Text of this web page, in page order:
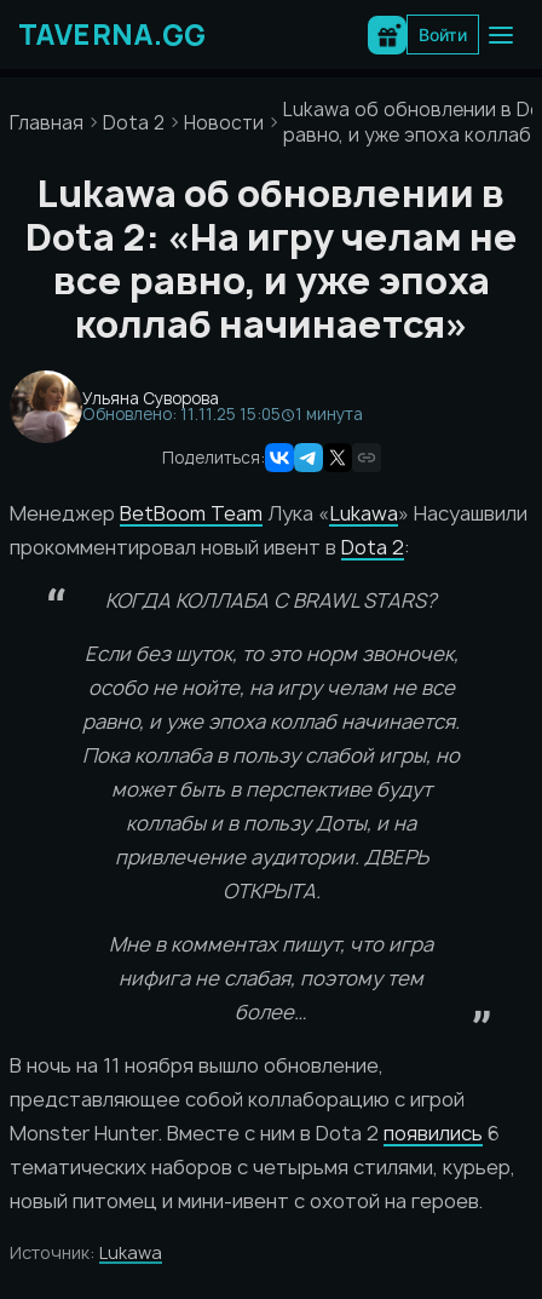
содержимому
Войти
Главная Dota 2 Новости
Lukawa об обновлении в
равно, и уже эпоха коллаб
Lukawa об обновлении в
Dota 2: «На игру челам не
все равно, и уже эпоха
коллаб начинается»
Ульяна Суворова
Обновлено: 11.11.25 15:05
1 минута
Поделиться:
Менеджер BetBoom Team Лука «Lukawa» Насуашвили
прокомментировал новый ивент в Dota 2:
КОГДА КОЛЛАБА С BRAWL STARS?
Если без шуток, то это норм звоночек,
особо не нойте, на игру челам не все
равно, и уже эпоха коллаб начинается.
Пока коллаба в пользу слабой игры, но
может быть в перспективе будут
коллабы и в пользу Доты, и на
привлечение аудитории. ДВЕРЬ
ОТКРЫТА.
Мне в комментах пишут, что игра
нифига не слабая, поэтому тем
более…
В ночь на 11 ноября вышло обновление,
представляющее собой коллаборацию с игрой
Monster Hunter. Вместе с ним в Dota 2 появились 6
тематических наборов с четырьмя стилями, курьер,
новый питомец и мини-ивент с охотой на героев.
Источник: Lukawa